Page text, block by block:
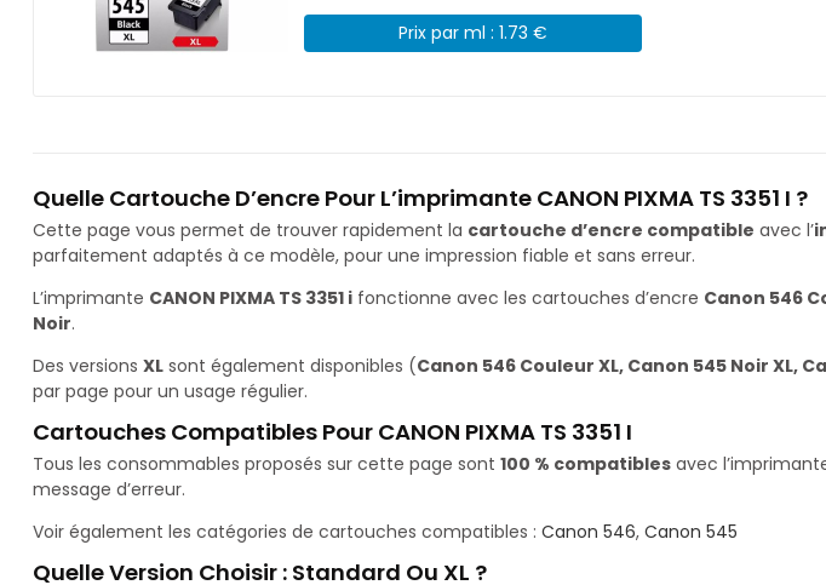
Prix par ml : 1.73 €
Quelle Cartouche D’encre Pour L’imprimante CANON PIXMA TS 3351 I ?
Cette page vous permet de trouver rapidement la cartouche d’encre compatible avec l’
parfaitement adaptés à ce modèle, pour une impression fiable et sans erreur.
L’imprimante CANON PIXMA TS 3351 i fonctionne avec les cartouches d’encre Canon 546
Noir.
Des versions XL sont également disponibles (Canon 546 Couleur XL, Canon 545 Noir XL,
par page pour un usage régulier.
Cartouches Compatibles Pour CANON PIXMA TS 3351 I
Tous les consommables proposés sur cette page sont 100 % compatibles avec
message d’erreur.
Voir également les catégories de cartouches compatibles : Canon 546, Canon 545
Quelle Version Choisir : Standard Ou XL ?